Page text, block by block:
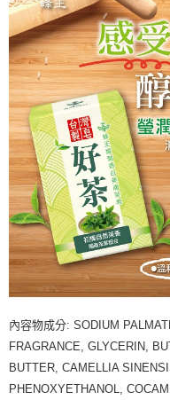
內容物成分: SODIUM
FRAGRANCE, GLYCERIN,
BUTTER, CAMELLIA
PHENOXYETHANOL,